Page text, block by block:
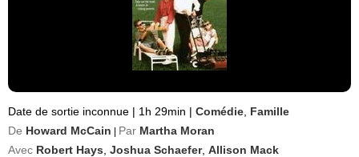
Date de sortie inconnue | 1h 29min | Comédie Famille
De Howard McCain Par Martha Moran
Avec Robert Hays Joshua Schaefer, Allison Mack